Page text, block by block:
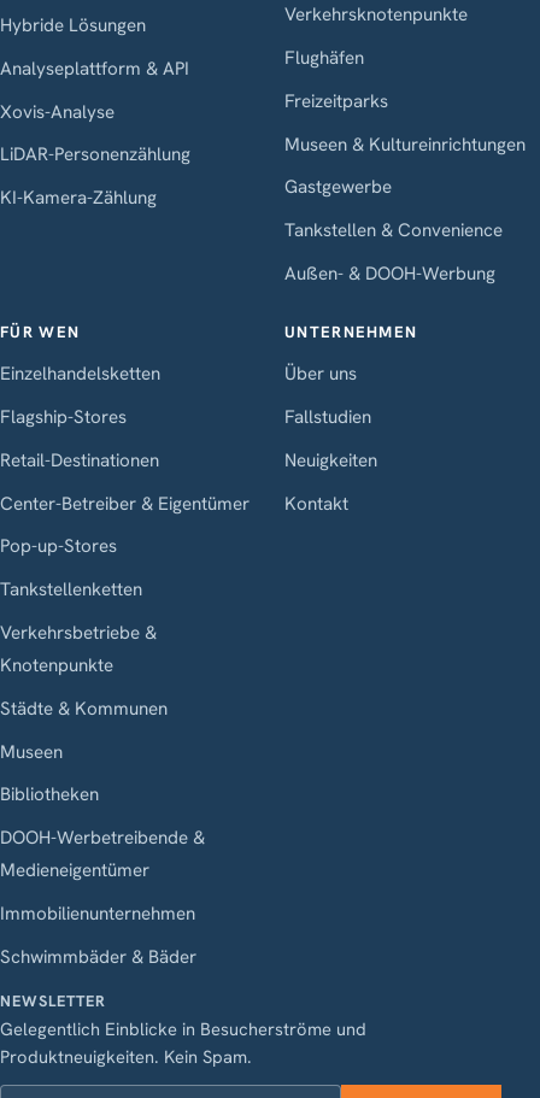
Hybride Lösungen
Analyseplattform & API
Xovis-Analyse
LiDAR-Personenzählung
KI-Kamera-Zählung
Verkehrsknotenpunkte
Flughäfen
Freizeitparks
Museen & Kultureinrichtungen
Gastgewerbe
Tankstellen & Convenience
Außen- & DOOH-Werbung
FÜR WEN
Einzelhandelsketten
Flagship-Stores
Retail-Destinationen
Center-Betreiber & Eigentümer
Pop-up-Stores
Tankstellenketten
Verkehrsbetriebe &
Knotenpunkte
Städte & Kommunen
Museen
Bibliotheken
DOOH-Werbetreibende &
Medieneigentümer
Immobilienunternehmen
Schwimmbäder & Bäder
UNTERNEHMEN
Über uns
Fallstudien
Neuigkeiten
Kontakt
NEWSLETTER
Gelegentlich Einblicke in Besucherströme und
Produktneuigkeiten. Kein Spam.